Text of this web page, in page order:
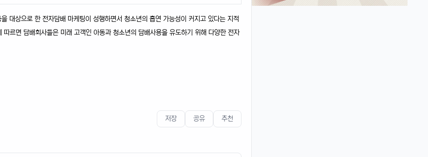
대상으로 한 전자담배 마케팅이 성행하면서 청소년의 흡연 가능성이 커지고 있다는 지적
르면 담배회사들은 미래 고객인 아동과 청소년의 담배사용을 유도하기 위해 다양한 전자
저장 공유 추천
정보매니아